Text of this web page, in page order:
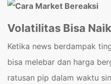
Volatilitas Bisa
Ketika news berdampak
bisa melebar dan harga
ratusan pip dalam waktu